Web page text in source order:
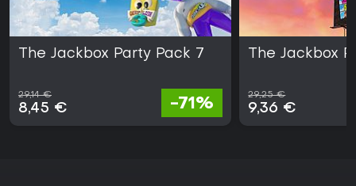
The Jackbox Party Pack 7
29,14 €
8,45 € -71%
The Jackbox
29,25 €
9,36 €